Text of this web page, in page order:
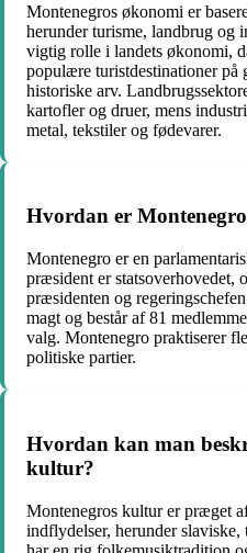
Montenegros økonomi er
herunder turisme, landbrug og
vigtig rolle i landets økonomi,
populære turistdestinationer på
historiske arv.
kartofler og druer, mens
metal, tekstiler og fødevarer.
Hvordan er
Montenegro er en
præsident er statsoverhovedet,
præsidenten og
magt og består af 81
valg. Montenegro praktiserer
politiske partier.
Hvordan kan man
kultur?
Montenegros kultur er præget
indflydelser, herunder